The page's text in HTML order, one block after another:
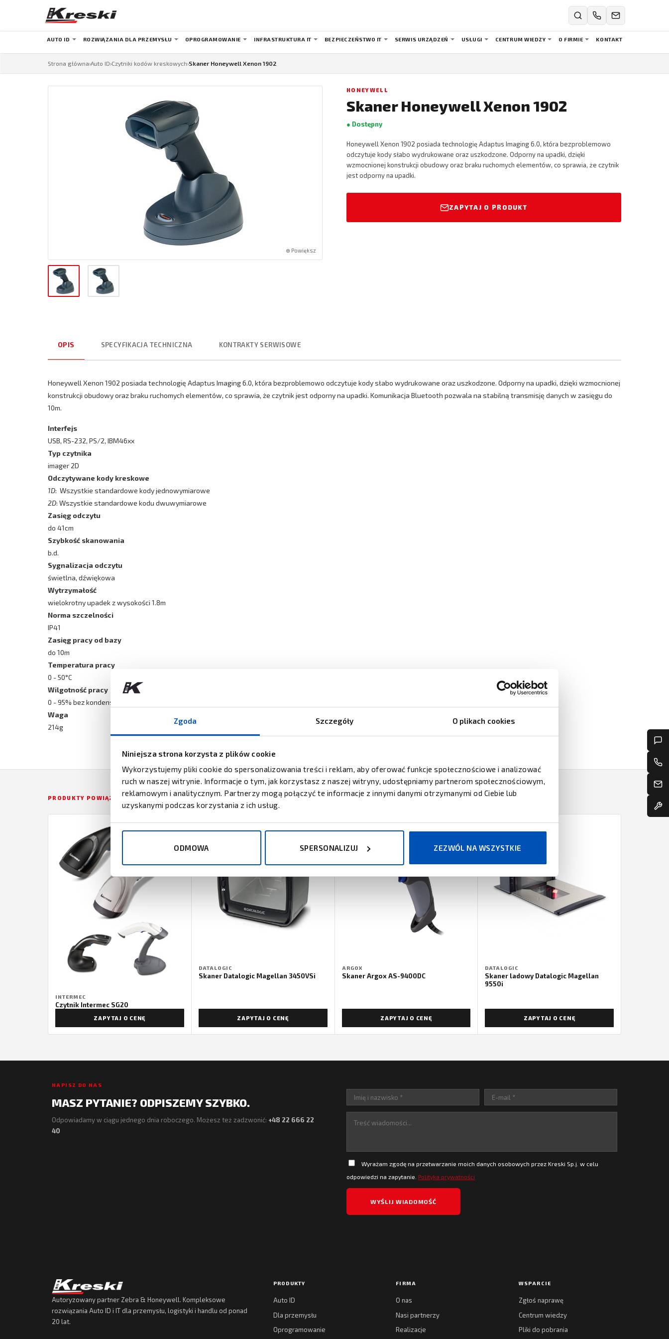
Zgoda Szczegóły O plikach cookies
Niniejsza strona korzysta z plików cookie
Wykorzystujemy pliki cookie do spersonalizowania treści i reklam, aby oferować funkcje społecznościowe i analizować
ruch w naszej witrynie. Informacje o tym, jak korzystasz z naszej witryny, udostępniamy partnerom społecznościowym,
reklamowym i analitycznym. Partnerzy mogą połączyć te informacje z innymi danymi otrzymanymi od Ciebie lub
uzyskanymi podczas korzystania z ich usług.
ODMOWA SPERSONALIZUJ ZEZWÓL NA WSZYSTKIE
AUTO ID ROZWIĄZANIA DLA PRZEMYSŁU OPROGRAMOWANIE INFRASTRUKTURA IT BEZPIECZEŃSTWO IT SERWIS URZĄDZEŃ USŁUGI CENTRUM WIEDZY O FIRMIE KONTAKT
Strona główna›Auto ID›Czytniki kodów kreskowych›Skaner Honeywell Xenon 1902
⊕ Powiększ
HONEYWELL
Skaner Honeywell Xenon 1902
● Dostępny
Honeywell Xenon 1902 posiada technologię Adaptus Imaging 6.0, która bezproblemowo
odczytuje kody słabo wydrukowane oraz uszkodzone. Odporny na upadki, dzięki
wzmocnionej konstrukcji obudowy oraz braku ruchomych elementów, co sprawia, że czytnik
jest odporny na upadki.
ZAPYTAJ O PRODUKT
OPIS SPECYFIKACJA TECHNICZNA KONTRAKTY SERWISOWE
Honeywell Xenon 1902 posiada technologię Adaptus Imaging 6.0, która bezproblemowo odczytuje kody słabo wydrukowane oraz uszkodzone. Odporny na upadki, dzięki wzmocnionej
konstrukcji obudowy oraz braku ruchomych elementów, co sprawia, że czytnik jest odporny na upadki. Komunikacja Bluetooth pozwala na stabilną transmisję danych w zasięgu do
10m.
Interfejs
USB, RS-232, PS/2, IBM46xx
Typ czytnika
imager 2D
Odczytywane kody kreskowe
1D: Wszystkie standardowe kody jednowymiarowe
2D: Wszystkie standardowe kodu dwuwymiarowe
Zasięg odczytu
do 41cm
Szybkość skanowania
b.d.
Sygnalizacja odczytu
świetlna, dźwiękowa
Wytrzymałość
wielokrotny upadek z wysokości 1.8m
Norma szczelności
IP41
Zasięg pracy od bazy
do 10m
Temperatura pracy
0 - 50°C
Wilgotność pracy
0 - 95% bez kondensacji
Waga
214g
PRODUKTY POWIĄZANE
INTERMEC
Czytnik Intermec SG20
ZAPYTAJ O CENĘ
DATALOGIC
Skaner Datalogic Magellan 3450VSi
ZAPYTAJ O CENĘ
ARGOX
Skaner Argox AS-9400DC
ZAPYTAJ O CENĘ
DATALOGIC
Skaner ladowy Datalogic Magellan
9550i
ZAPYTAJ O CENĘ
NAPISZ DO NAS
MASZ PYTANIE? ODPISZEMY SZYBKO.
Odpowiadamy w ciągu jednego dnia roboczego. Możesz też zadzwonić: +48 22 666 22
40
Wyrażam zgodę na przetwarzanie moich danych osobowych przez Kreski Sp.j. w celu
odpowiedzi na zapytanie. Polityka prywatności
Autoryzowany partner Zebra & Honeywell. Kompleksowe
rozwiązania Auto ID i IT dla przemysłu, logistyki i handlu od ponad
20 lat.
PRODUKTY
Auto ID
Dla przemysłu
Oprogramowanie
FIRMA
O nas
Nasi partnerzy
Realizacje
WSPARCIE
Zgłoś naprawę
Centrum wiedzy
Pliki do pobrania